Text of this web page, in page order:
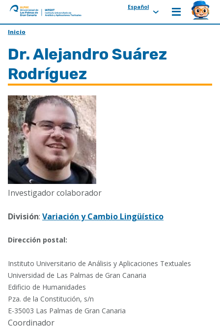
ULPGC
Ir
inicio
de
IATEXT
Español
Inicio
Dr. Alejandro Suárez
Rodríguez
Investigador colaborador
División: Variación y Cambio Lingüístico
Dirección postal:
Instituto Universitario de Análisis y Aplicaciones Textuales
Universidad de Las Palmas de Gran Canaria
Edificio de Humanidades
Pza. de la Constitución, s/n
E-35003 Las Palmas de Gran Canaria
Coordinador